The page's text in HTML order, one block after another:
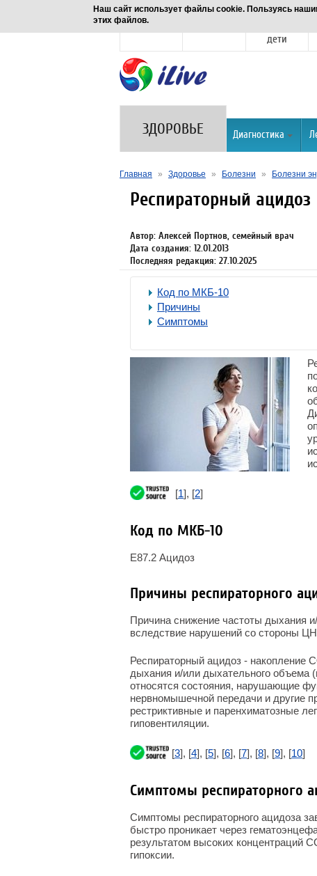
Наш сайт использует файлы cookie. Пользуясь
этих файлов.Новости
дети
ЗДОРОВЬЕ Диагностика
Главная » Здоровье » Болезни » Болезни
Респираторный ацидоз
Автор: Алексей Портнов, семейный врач
Дата создания: 12.01.2013
Последняя редакция: 27.10.2025
Код по МКБ-10
Причины
Симптомы
[1], [2]
Код по МКБ-10
E87.2 Ацидоз
Причины респираторного
Причина снижение частоты дыхания
вследствие нарушений со стороны
Респираторный ацидоз - накопление
дыхания и/или дыхательного объема
относятся состояния, нарушающие
нервномышечной передачи и другие
рестриктивные и паренхиматозные
гиповентиляции.
[3], [4], [5], [6], [7], [8], [9], [10]
Симптомы респираторного
Симптомы респираторного ацидоза
быстро проникает через
результатом высоких концентраций
гипоксии.